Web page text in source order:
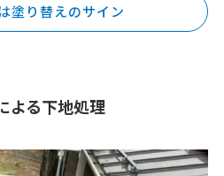
塗り替えのサイン
よる下地処理